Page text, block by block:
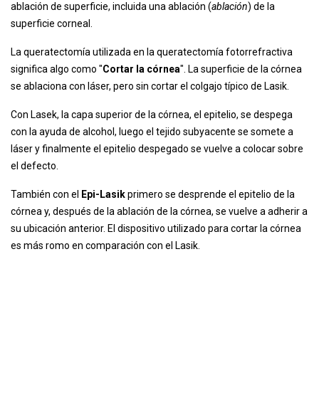
ablación de superficie, incluida una ablación (ablación) de la
superficie corneal.
La queratectomía utilizada en la queratectomía fotorrefractiva
significa algo como "Cortar la córnea". La superficie de la córnea
se ablaciona con láser, pero sin cortar el colgajo típico de Lasik.
Con Lasek, la capa superior de la córnea, el epitelio, se despega
con la ayuda de alcohol, luego el tejido subyacente se somete a
láser y finalmente el epitelio despegado se vuelve a colocar sobre
el defecto.
También con el Epi-Lasikprimero se desprende el epitelio de la
córnea y, después de la ablación de la córnea, se vuelve a adherir a
su ubicación anterior. El dispositivo utilizado para cortar la córnea
es más romo en comparación con el Lasik.